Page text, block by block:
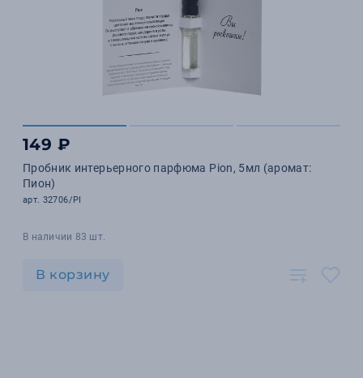
149 ₽
Пробник интерьерного парфюма Pion, 5мл (аромат:
Пион)
арт. 32706/PI
В наличии 83 шт.
В корзину